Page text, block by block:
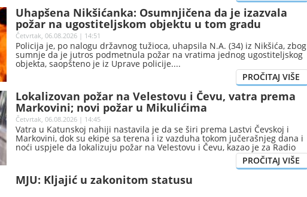
Uhapšena Nikšićanka: Osumnjičena da je izazvala
požar na ugostiteljskom objektu u tom gradu
Četvrtak, 06.08.2026 | 14:51
Policija je, po nalogu državnog tužioca, uhapsila N.A. (34) iz Nikšića, zbog
sumnje da je jutros podmetnula požar na vratima jednog ugostiteljskog
objekta, saopšteno je iz Uprave policije.
Lokalizovan požar na Velestovu i Čevu, vatra prema
Markovini; novi požar u Mikulićima
Četvrtak, 06.08.2026 | 14:45
Vatra u Katunskoj nahiji nastavila je da se širi prema Lastvi Čevskoj i
Markovini, dok su ekipe sa terena i iz vazduha tokom jučerašnjeg dana i
noći uspjele da lokalizuju požar na Velestovu i Čevu, kazao je za Radio
Cetinje v.d. komandira Službe zaštite i spašavanja Prijestonice Cetinje
MJU: Kljajić u zakonitom statusu